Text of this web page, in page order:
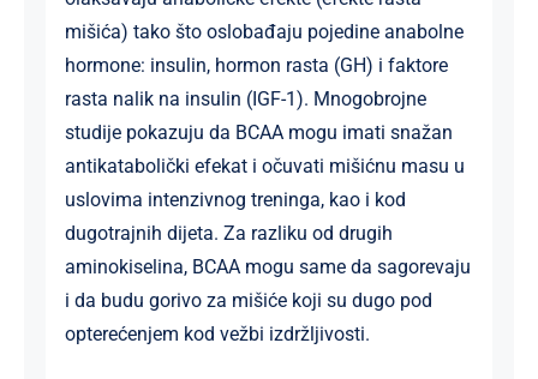
mišića) tako što oslobađaju pojedine anabolne
hormone: insulin, hormon rasta (GH) i faktore
rasta nalik na insulin (IGF-1). Mnogobrojne
studije pokazuju da BCAA mogu imati snažan
antikatabolički efekat i očuvati mišićnu masu u
uslovima intenzivnog treninga, kao i kod
dugotrajnih dijeta. Za razliku od drugih
aminokiselina, BCAA mogu same da sagorevaju
i da budu gorivo za mišiće koji su dugo pod
opterećenjem kod vežbi izdržljivosti.